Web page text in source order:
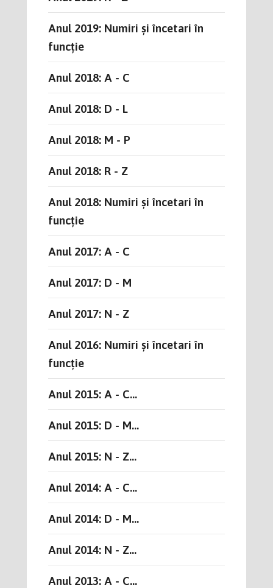
Anul 2019: Numiri și încetari în
funcție
Anul 2018: A - C
Anul 2018: D - L
Anul 2018: M - P
Anul 2018: R - Z
Anul 2018: Numiri și încetari în
funcție
Anul 2017: A - C
Anul 2017: D - M
Anul 2017: N - Z
Anul 2016: Numiri și încetari în
funcție
Anul 2015: A - C...
Anul 2015: D - M...
Anul 2015: N - Z...
Anul 2014: A - C...
Anul 2014: D - M...
Anul 2014: N - Z...
Anul 2013: A - C...